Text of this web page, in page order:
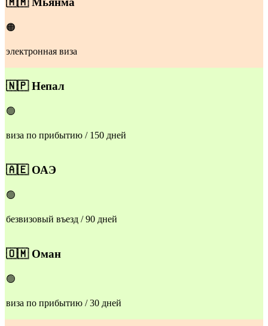
🟠
электронная виза
​​🇳🇵Непал
🟢
виза по прибытию / 150 дней
​​🇦🇪 ОАЭ
🟢
безвизовый въезд / 90 дней
​​🇴🇲 Оман
🟢
виза по прибытию / 30 дней